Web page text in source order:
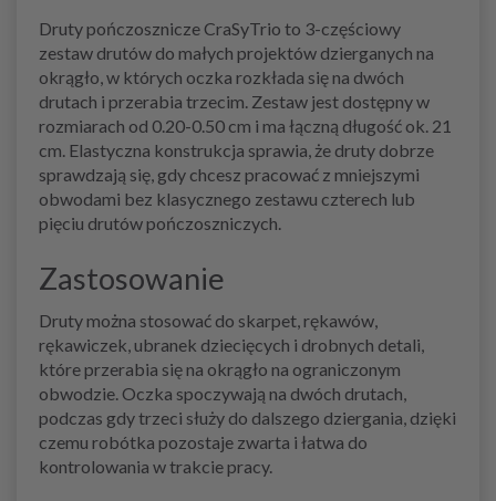
Druty pończosznicze CraSyTrio to 3-częściowy
zestaw drutów do małych projektów dzierganych na
okrągło, w których oczka rozkłada się na dwóch
drutach i przerabia trzecim. Zestaw jest dostępny w
rozmiarach od 0.20-0.50 cm i ma łączną długość ok. 21
cm. Elastyczna konstrukcja sprawia, że druty dobrze
sprawdzają się, gdy chcesz pracować z mniejszymi
obwodami bez klasycznego zestawu czterech lub
pięciu drutów pończoszniczych.
Zastosowanie
Druty można stosować do skarpet, rękawów,
rękawiczek, ubranek dziecięcych i drobnych detali,
które przerabia się na okrągło na ograniczonym
obwodzie. Oczka spoczywają na dwóch drutach,
podczas gdy trzeci służy do dalszego dziergania, dzięki
czemu robótka pozostaje zwarta i łatwa do
kontrolowania w trakcie pracy.